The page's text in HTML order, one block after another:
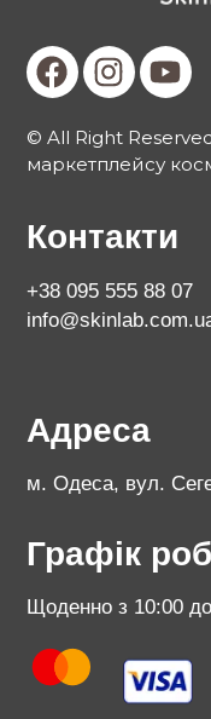
© All Right
маркетплейсу
Контакти
+38 095 555 88 07
Адреса
м. Одеса, вул.
Графік
Щоденно з 10:00